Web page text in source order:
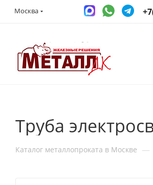
Москва
Труба
Каталог металлопроката в Москве —